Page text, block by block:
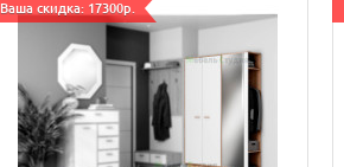
Ваша скидка: 17300р.